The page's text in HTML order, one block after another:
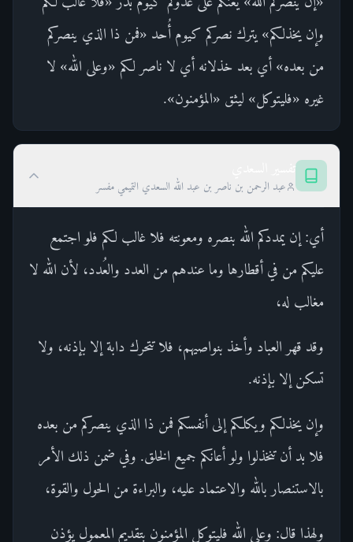
وإن يخذلكم» يترك نصركم كيوم أُحد «فمن ذا الذي ينصركم
من بعده» أي بعد خذلانه أي لا ناصر لكم «وعلى الله» لا
غيره «فليتوكل» ليثق «المؤمنون».
عبد الرحمن بن ناصر بن عبد الله السعدي التميمي مفسر
أي: إن يمددكم الله بنصره ومعونته فلا غالب لكم فلو اجتمع
عليكم من في أقطارها وما عندهم من العدد والعُدد، لأن الله لا
مغالب له،
وقد قهر العباد وأخذ بنواصيهم، فلا تتحرك دابة إلا بإذنه، ولا
تسكن إلا بإذنه.
وإن يخذلكم ويكلكم إلى أنفسكم فمن ذا الذي ينصركم من بعده
فلا بد أن تنخذلوا ولو أعانكم جميع الخلق. وفي ضمن ذلك الأمر
بالاستنصار بالله والاعتماد عليه، والبراءة من الحول والقوة،
ولهذا قال: وعلى الله فليتوكل المؤمنون بتقديم المعمول يؤذن